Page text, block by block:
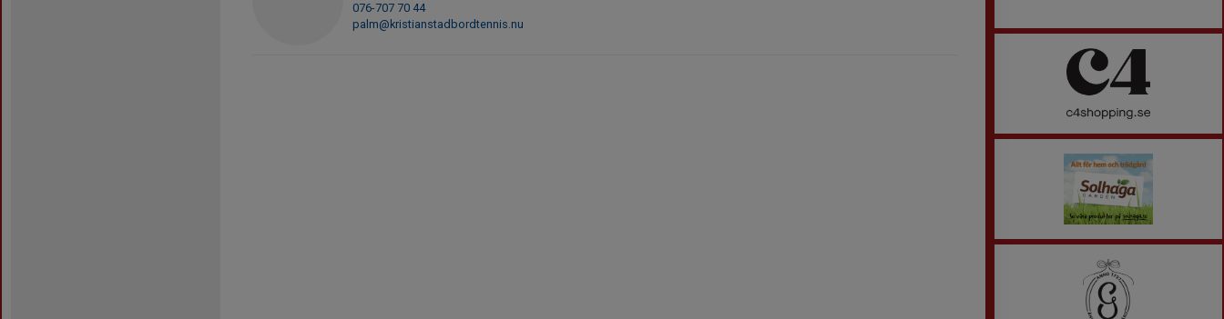
076-707 70 44
palm@kristianstadbordtennis.nu